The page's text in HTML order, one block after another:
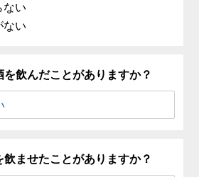
ない
ない
を飲んだことがありますか？
飲ませたことがありますか？